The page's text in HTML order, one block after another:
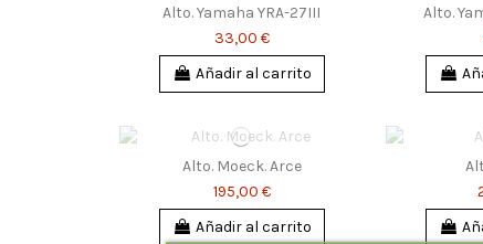
Alto. Yamaha YRA-27III
33,00 €
Añadir al carrito
Alto.
Alto. Moeck. Arce
195,00 €
Añadir al carrito